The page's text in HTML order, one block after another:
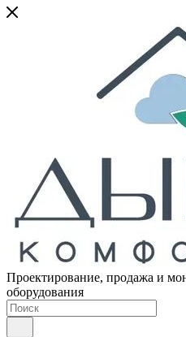
Проектирование, продажа и
оборудования